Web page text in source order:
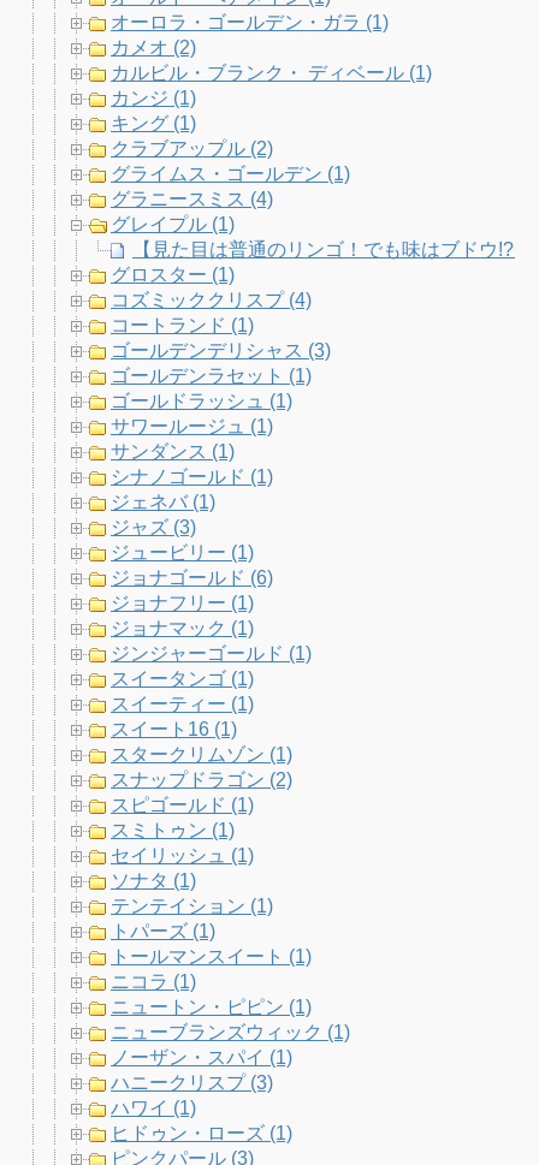
オーロラ・ゴールデン・ガラ (1)
カメオ (2)
カルビル・ブランク・ ディベール (1)
カンジ (1)
キング (1)
クラブアップル (2)
グライムス・ゴールデン (1)
グラニースミス (4)
グレイプル (1)
【見た目は普通のリンゴ！でも味はブドウ!?
グロスター (1)
コズミッククリスプ (4)
コートランド (1)
ゴールデンデリシャス (3)
ゴールデンラセット (1)
ゴールドラッシュ (1)
サワールージュ (1)
サンダンス (1)
シナノゴールド (1)
ジェネバ (1)
ジャズ (3)
ジュービリー (1)
ジョナゴールド (6)
ジョナフリー (1)
ジョナマック (1)
ジンジャーゴールド (1)
スイータンゴ (1)
スイーティー (1)
スイート16 (1)
スタークリムゾン (1)
スナップドラゴン (2)
スピゴールド (1)
スミトゥン (1)
セイリッシュ (1)
ソナタ (1)
テンテイション (1)
トパーズ (1)
トールマンスイート (1)
ニコラ (1)
ニュートン・ピピン (1)
ニューブランズウィック (1)
ノーザン・スパイ (1)
ハニークリスプ (3)
ハワイ (1)
ヒドゥン・ローズ (1)
ピンクパール (3)